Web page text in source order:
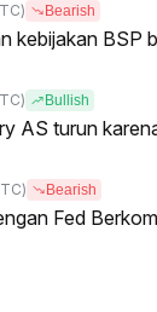
Bearish
kebijakan BSP
Bullish
AS turun
Bearish
Fed